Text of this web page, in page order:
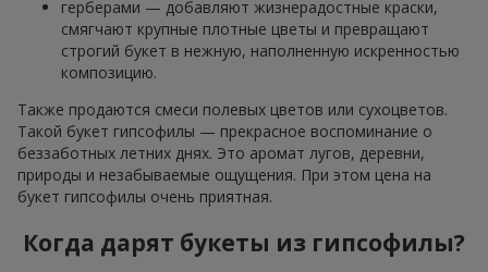
герберами — добавляют жизнерадостные краски,
смягчают крупные плотные цветы и превращают
строгий букет в нежную, наполненную искренностью
композицию.
Также продаются смеси полевых цветов или сухоцветов.
Такой букет гипсофилы — прекрасное воспоминание о
беззаботных летних днях. Это аромат лугов, деревни,
природы и незабываемые ощущения. При этом цена на
букет гипсофилы очень приятная.
Когда дарят букеты из гипсофилы?